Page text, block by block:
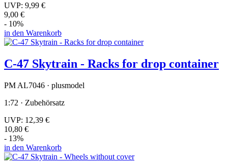
UVP: 9,99 €
9,00 €
- 10%
in den Warenkorb
C-47 Skytrain - Racks for drop container
PM AL7046 · plusmodel
1:72 · Zubehörsatz
UVP: 12,39 €
10,80 €
- 13%
in den Warenkorb